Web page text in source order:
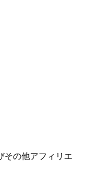
の他アフィリエ